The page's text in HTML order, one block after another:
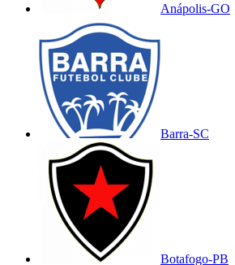
Anápolis-GO
Barra-SC
Botafogo-PB